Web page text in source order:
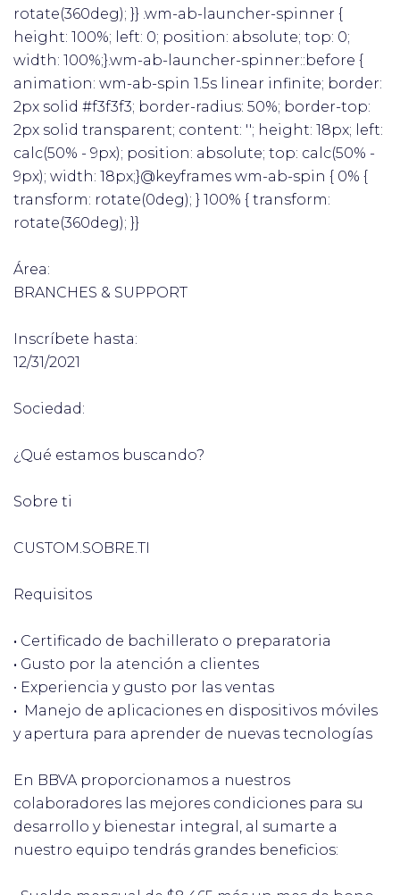
rotate(360deg); }} .wm-ab-launcher-spinner {
height: 100%; left: 0; position: absolute; top: 0;
width: 100%;}.wm-ab-launcher-spinner::before {
animation: wm-ab-spin 1.5s linear infinite; border:
2px solid #f3f3f3; border-radius: 50%; border-top:
2px solid transparent; content: ''; height: 18px; left:
calc(50% - 9px); position: absolute; top: calc(50% -
9px); width: 18px;}@keyframes wm-ab-spin { 0% {
transform: rotate(0deg); } 100% { transform:
rotate(360deg); }}
Área:
BRANCHES & SUPPORT
Inscríbete hasta:
12/31/2021
Sociedad:
¿Qué estamos buscando?
Sobre ti
CUSTOM.SOBRE.TI
Requisitos
• Certificado de bachillerato o preparatoria
• Gusto por la atención a clientes
• Experiencia y gusto por las ventas
• Manejo de aplicaciones en dispositivos móviles
y apertura para aprender de nuevas tecnologías
En BBVA proporcionamos a nuestros
colaboradores las mejores condiciones para su
desarrollo y bienestar integral, al sumarte a
nuestro equipo tendrás grandes beneficios: